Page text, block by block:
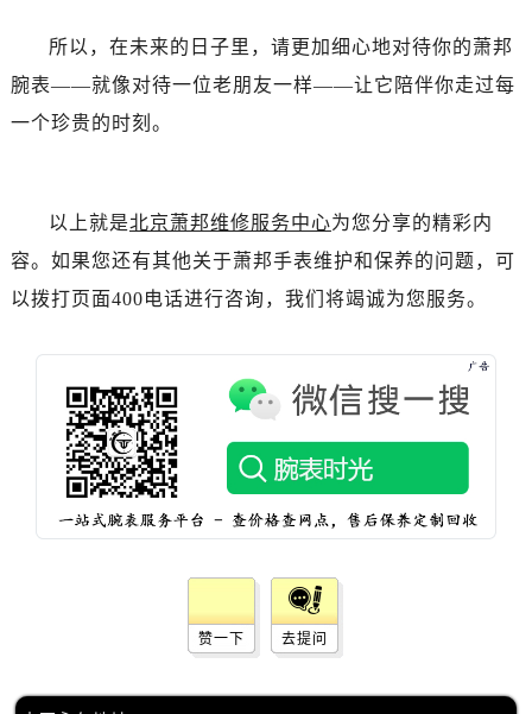
所以，在未来的日子里，请更加细心地对待你的萧邦
腕表——就像对待一位老朋友一样——让它陪伴你走过每
一个珍贵的时刻。
以上就是北京萧邦维修服务中心为您分享的精彩内
容。如果您还有其他关于萧邦手表维护和保养的问题，可
以拨打页面400电话进行咨询，我们将竭诚为您服务。
赞一下 去提问